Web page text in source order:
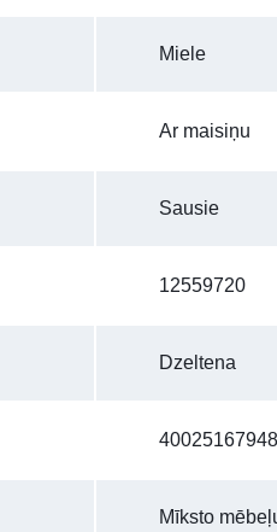
Miele
Ar maisiņu
Sausie
12559720
Dzeltena
Mīksto